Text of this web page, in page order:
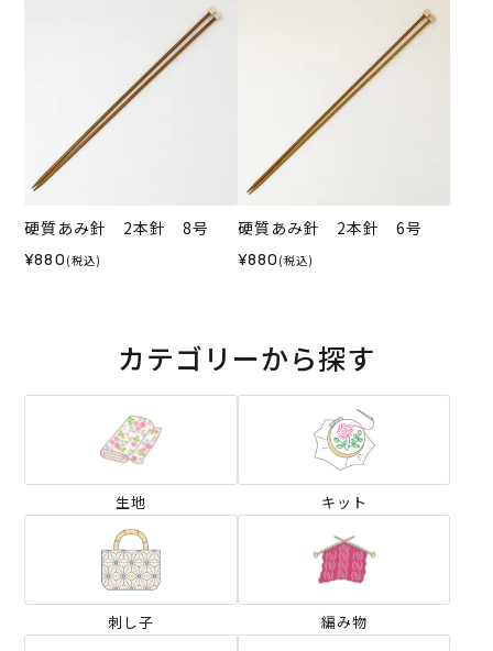
硬質あみ針 2本針 8号
¥880 (税込)
硬質あみ針 2本針 6号
¥880 (税込)
カテゴリーから探す
生地 キット
刺し子 編み物